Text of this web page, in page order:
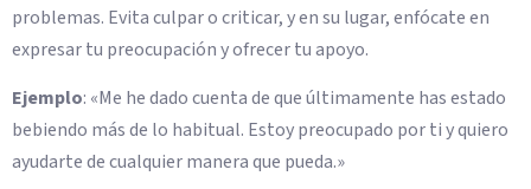
problemas. Evita culpar o criticar, y en su lugar, enfócate en
expresar tu preocupación y ofrecer tu apoyo.
Ejemplo: «Me he dado cuenta de que últimamente has estado
bebiendo más de lo habitual. Estoy preocupado por ti y quiero
ayudarte de cualquier manera que pueda.»